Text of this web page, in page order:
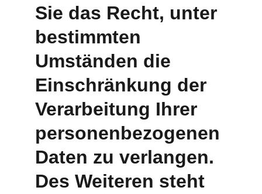
Sie das Recht, unter
bestimmten
Umständen die
Einschränkung der
Verarbeitung Ihrer
personenbezogenen
Daten zu verlangen.
Des Weiteren steht